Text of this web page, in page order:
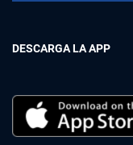
DESCARGA LA APP